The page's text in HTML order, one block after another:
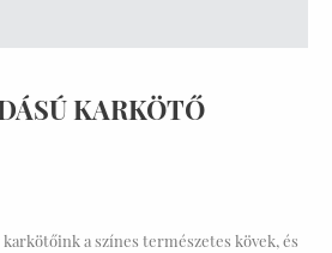
KARKÖTŐ
a színes természetes kövek, és